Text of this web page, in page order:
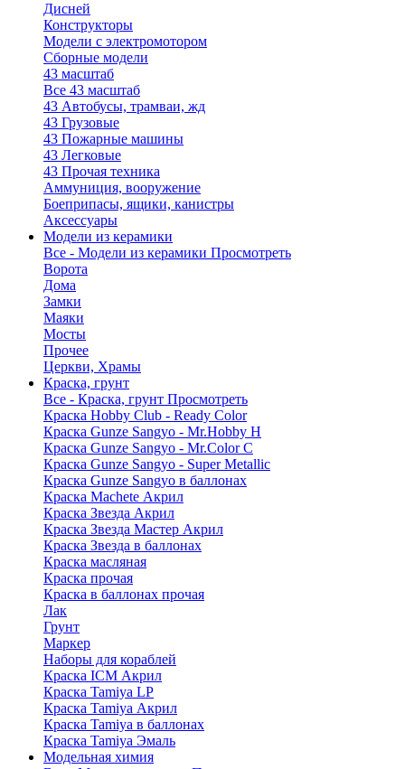
Дисней
Конструкторы
Модели с электромотором
Сборные модели
43 масштаб
Все 43 масштаб
43 Автобусы, трамваи, жд
43 Грузовые
43 Пожарные машины
43 Легковые
43 Прочая техника
Аммуниция, вооружение
Боеприпасы, ящики, канистры
Аксессуары
Модели из керамики
Все - Модели из керамики Просмотреть
Ворота
Дома
Замки
Маяки
Мосты
Прочее
Церкви, Храмы
Краска, грунт
Все - Краска, грунт Просмотреть
Краска Hobby Club - Ready Color
Краска Gunze Sangyo - Mr.Hobby H
Краска Gunze Sangyo - Mr.Color C
Краска Gunze Sangyo - Super Metallic
Краска Gunze Sangyo в баллонах
Краска Machete Акрил
Краска Звезда Акрил
Краска Звезда Мастер Акрил
Краска Звезда в баллонах
Краска масляная
Краска прочая
Краска в баллонах прочая
Лак
Грунт
Маркер
Наборы для кораблей
Краска ICM Акрил
Краска Tamiya LP
Краска Tamiya Акрил
Краска Tamiya в баллонах
Краска Tamiya Эмаль
Модельная химия